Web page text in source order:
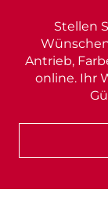
Stellen
Antrieb,
online. Ihr